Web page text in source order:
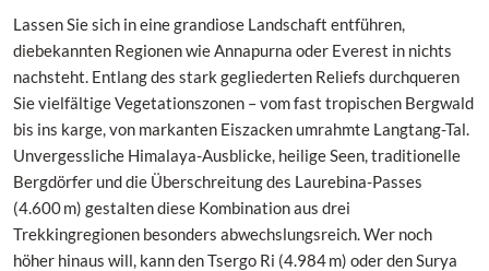
Lassen Sie sich in eine grandiose Landschaft entführen,
diebekannten Regionen wie Annapurna oder Everest in nichts
nachsteht. Entlang des stark gegliederten Reliefs durchqueren
Sie vielfältige Vegetationszonen – vom fast tropischen Bergwald
bis ins karge, von markanten Eiszacken umrahmte Langtang-Tal.
Unvergessliche Himalaya-Ausblicke, heilige Seen, traditionelle
Bergdörfer und die Überschreitung des Laurebina-Passes
(4.600 m) gestalten diese Kombination aus drei
Trekkingregionen besonders abwechslungsreich. Wer noch
höher hinaus will, kann den Tsergo Ri (4.984 m) oder den Surya